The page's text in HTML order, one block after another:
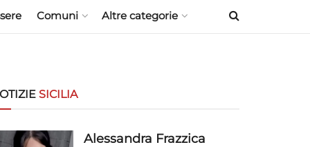
Comuni Altre categorie
SICILIA
Alessandra Frazzica